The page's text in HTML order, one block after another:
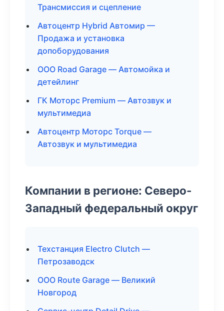
Трансмиссия и сцепление
Автоцентр Hybrid Автомир —
Продажа и установка
допоборудования
ООО Road Garage — Автомойка и
детейлинг
ГК Моторс Premium — Автозвук и
мультимедиа
Автоцентр Моторс Torque —
Автозвук и мультимедиа
Компании в регионе: Северо-
Западный федеральный округ
Техстанция Electro Clutch —
Петрозаводск
ООО Route Garage — Великий
Новгород